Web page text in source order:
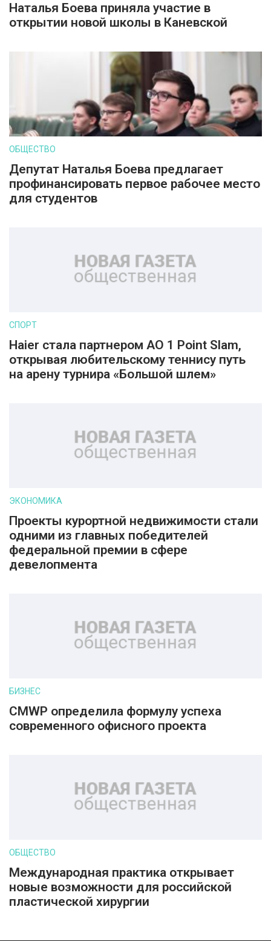
Наталья Боева приняла участие в
открытии новой школы в Каневской
ОБЩЕСТВО
Депутат Наталья Боева предлагает
профинансировать первое рабочее место
для студентов
СПОРТ
Haier стала партнером AO 1 Point Slam,
открывая любительскому теннису путь
на арену турнира «Большой шлем»
ЭКОНОМИКА
Проекты курортной недвижимости стали
одними из главных победителей
федеральной премии в сфере
девелопмента
БИЗНЕС
CMWP определила формулу успеха
современного офисного проекта
ОБЩЕСТВО
Международная практика открывает
новые возможности для российской
пластической хирургии